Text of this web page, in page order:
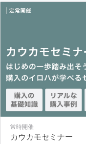
常時開催
カウカモセミナー